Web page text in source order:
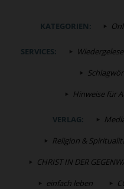
KATEGORIEN:
SERVICES:
Hinweise für
VERLAG:
Religion &
CHRIST IN DER
einfach leben